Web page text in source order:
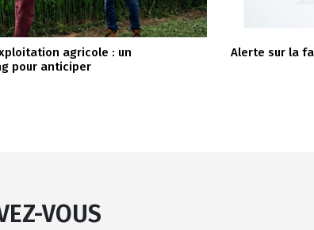
agricole : un
pour anticiper
Alerte sur la
VOUS